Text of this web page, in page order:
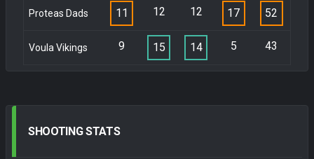
Proteas Dads 11 12 12 17 52
Voula Vikings 9 15 14 5 43
SHOOTINGSTATS